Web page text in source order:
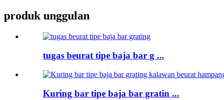
produk unggulan
tugas beurat tipe baja bar g ...
Kuring bar tipe baja bar gratin ...